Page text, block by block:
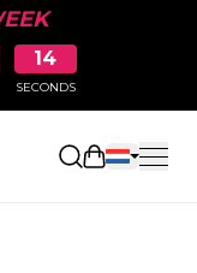
14
SECONDS